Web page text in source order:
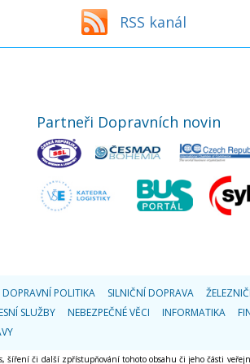
RSS kanál
Partneři Dopravních novin
DOPRAVNÍ POLITIKA SILNIČNÍ DOPRAVA
SLUŽBY NEBEZPEČNÉ VĚCI INFORMATIKA
šíření či další zpřístupňování tohoto obsahu či jeho části